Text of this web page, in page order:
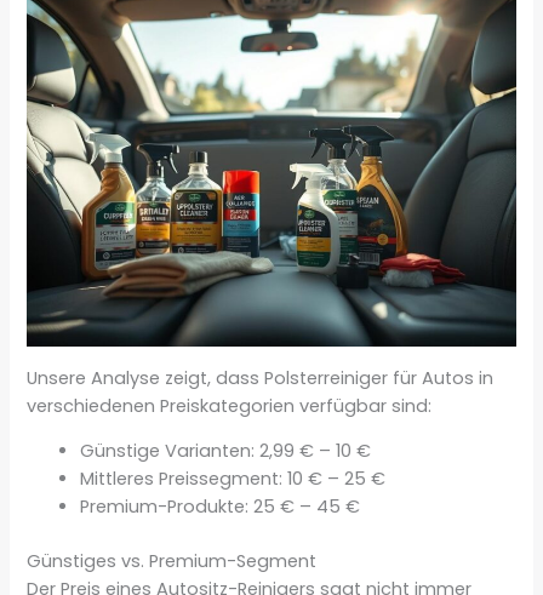
Unsere Analyse zeigt, dass Polsterreiniger für Autos in
verschiedenen Preiskategorien verfügbar sind:
Günstige Varianten: 2,99 € – 10 €
Mittleres Preissegment: 10 € – 25 €
Premium-Produkte: 25 € – 45 €
Günstiges vs. Premium-Segment
Der Preis eines Autositz-Reinigers sagt nicht immer